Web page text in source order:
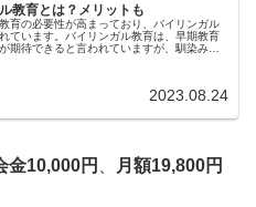
教育とは？メリットも
育の必要性が高まっており、バイリンガル
ています。バイリンガル教育は、早期教育
期待できると言われていますが、馴染みが
2023.08.24
金10,000円
月額19,800円